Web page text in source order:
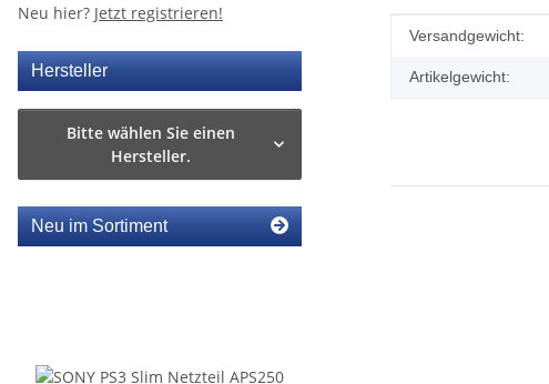
Produkteigenschaft
Wert
Versandgewicht:
Artikelgewicht:
Neu hier? Jetzt registrieren!
Hersteller
Bitte wählen Sie einen
Hersteller.
Neu im Sortiment